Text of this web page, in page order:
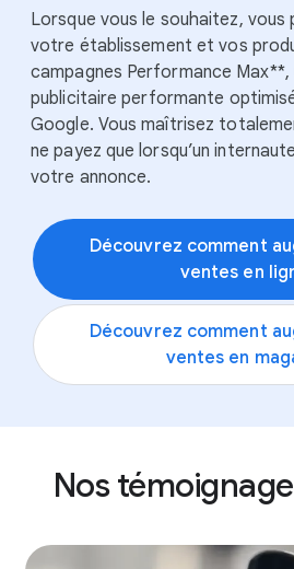
Lorsque vous le souhaitez,
votre établissement et vos
campagnes Performance Max**,
publicitaire performante
Google. Vous maîtrisez
ne payez que lorsqu’un
votre annonce.
Découvrez comment
ventes en
Découvrez comment
ventes en
Nos